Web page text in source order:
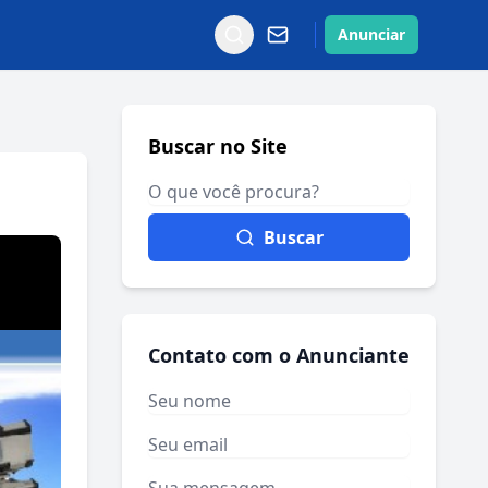
Anunciar
Buscar no Site
Buscar
Contato com o Anunciante